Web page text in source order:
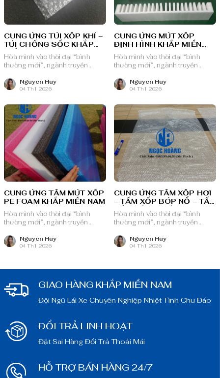
CUNG ỨNG TÚI XỐP KHÍ –
TÚI CHỐNG SỐC KHẮP
MIỀN NAM
Hòa mình vào thời đại “bình
thường mới”, ngành truyền
nguồn lực dồi dào và chiến lược
bài bản, sẵn sàng ghi danh trên
Nguyen Huy
04 Th1 2026
CUNG ỨNG MÚT XỐP
ĐỊNH HÌNH KHẮP MIỀN
NAM
Hòa mình vào thời đại “bình
thường mới”, ngành truyền
nguồn lực dồi dào và chiến lược
bài bản, sẵn sàng ghi danh trên
Nguyen Huy
04 Th1 2026
CUNG ỨNG TẤM MÚT XỐP
PE FOAM KHẮP MIỀN NAM
Hòa mình vào thời đại “bình
thường mới”, ngành truyền
nguồn lực dồi dào và chiến lược
bài bản, sẵn sàng ghi danh trên
Nguyen Huy
04 Th1 2026
CUNG ỨNG TẤM XỐP HƠI
– TẤM XỐP BÓP NỔ – TẤM
XỐP BÓNG KHÍ
Hòa mình vào thời đại “bình
thường mới”, ngành truyền
nguồn lực dồi dào và chiến lược
bài bản, sẵn sàng ghi danh trên
Nguyen Huy
04 Th1 2026
GIAO HÀNG KHẮP MIỀN NAM
Đội Ngũ Lái Xe Chuyên Nghiệp Nhiệt Tình Chu Đáo
ĐỔI TRẢ LINH HOẠT
Đặt Sai Hàng Đổi Trả Thoải Mái
HỖ TRỢ BÁN HÀNG 24/7